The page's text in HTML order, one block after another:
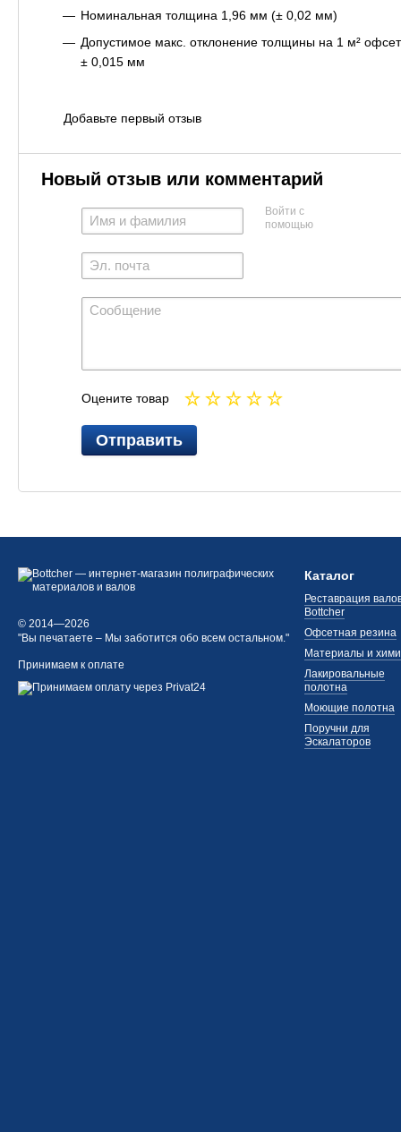
Номинальная толщина 1,96 мм (± 0,02 мм)
Допустимое макс. отклонение толщины на 1 м²
± 0,015 мм
Добавьте первый отзыв
Новый отзыв или комментарий
Войти с
помощью
Оцените товар
Отправить
© 2014—2026
"Вы печатаете – Мы заботится обо всем остальном."
Принимаем к оплате
Каталог
Реставрация
Bottcher
Офсетная резина
Материалы и
Лакировальные
полотна
Моющие полотна
Поручни для
Эскалаторов